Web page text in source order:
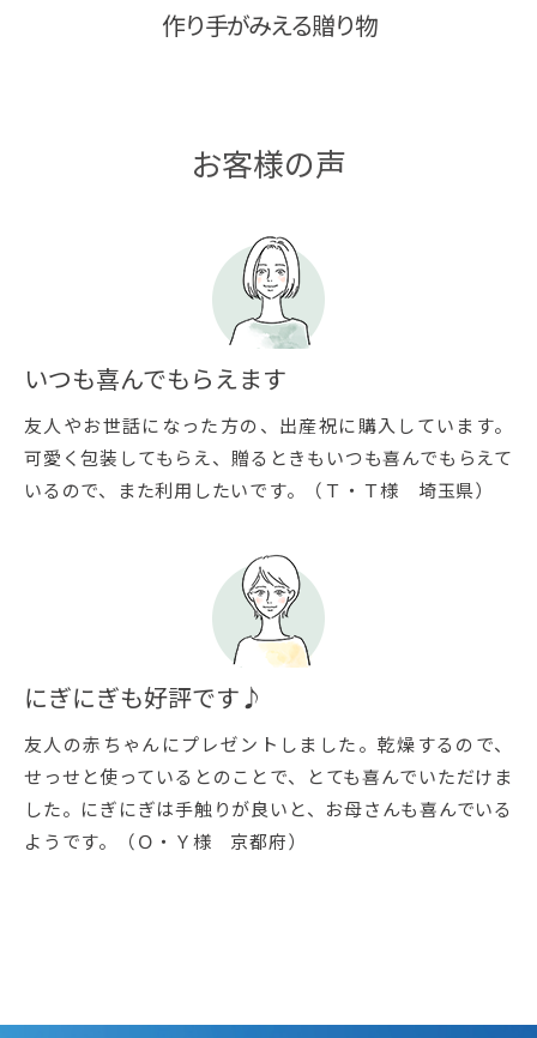
作り手がみえる贈り物
お客様の声
いつも喜んでもらえます
友人やお世話になった方の、出産祝に購入しています。
可愛く包装してもらえ、贈るときもいつも喜んでもらえて
いるので、また利用したいです。（Ｔ・Ｔ様 埼玉県）
にぎにぎも好評です♪
友人の赤ちゃんにプレゼントしました。乾燥するので、
せっせと使っているとのことで、とても喜んでいただけま
した。にぎにぎは手触りが良いと、お母さんも喜んでいる
ようです。（Ｏ・Ｙ様 京都府）